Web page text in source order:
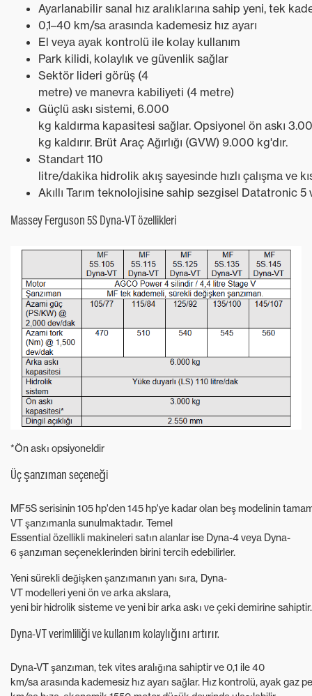
Ayarlanabilir sanal hız aralıklarına sahip yeni, tek
0,1–40 km/sa arasında kademesiz hız ayarı
El veya ayak kontrolü ile kolay kullanım
Park kilidi, kolaylık ve güvenlik sağlar
Sektör lideri görüş (4
metre) ve manevra kabiliyeti (4 metre)
Güçlü askı sistemi, 6.000
kg kaldırma kapasitesi sağlar. Opsiyonel ön askı
kg kaldırır. Brüt Araç Ağırlığı (GVW) 9.000 kg'dır.
Standart 110
litre/dakika hidrolik akış sayesinde hızlı çalışma ve
Akıllı Tarım teknolojisine sahip sezgisel Datatronic
Massey Ferguson 5S Dyna-VT özellikleri
*Ön askı opsiyoneldir
Üç şanzıman seçeneği
MF5S serisinin 105 hp'den 145 hp'ye kadar olan beş modelinin
VT şanzımanla sunulmaktadır. Temel
Essential özellikli makineleri satın alanlar ise Dyna-4 veya Dyna-
6 şanzıman seçeneklerinden birini tercih edebilirler.
Yeni sürekli değişken şanzımanın yanı sıra, Dyna-
VT modelleri yeni ön ve arka akslara,
yeni bir hidrolik sisteme ve yeni bir arka askı ve çeki demirine sahiptir.
Dyna-VT verimliliği ve kullanım kolaylığını artırır.
Dyna-VT şanzıman, tek vites aralığına sahiptir ve 0,1 ile 40
km/sa arasında kademesiz hız ayarı sağlar. Hız kontrolü, ayak gaz